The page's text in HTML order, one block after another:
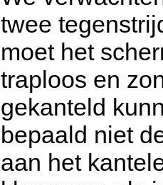
twee
moet het
traploos en
gekanteld
bepaald niet
aan het